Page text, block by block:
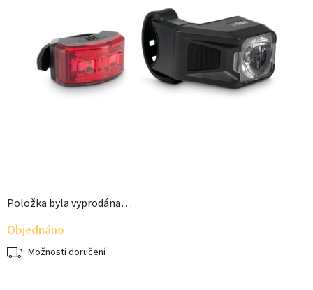
Položka byla vyprodána…
Objednáno
Možnosti doručení